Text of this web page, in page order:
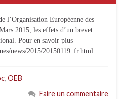
l’Organisation Européenne des
2015, les effets d’un brevet
Pour en savoir plus
news/2015/20150119_fr.html
, OEB
Faire un commentaire